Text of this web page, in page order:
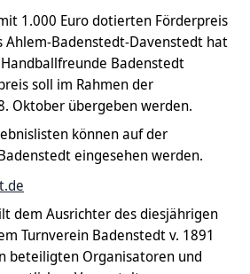
1.000 Euro dotierten Förderpreis
Ahlem-Badenstedt-Davenstedt hat
Badenstedt
soll im Rahmen der
Oktober übergeben werden.
können auf der
eingesehen werden.
dem Ausrichter des diesjährigen
Turnverein Badenstedt v. 1891
beteiligten Organisatoren und